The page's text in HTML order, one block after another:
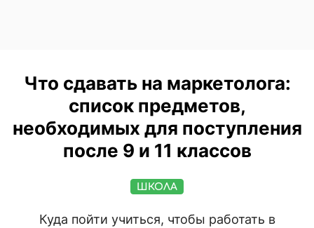
Что сдавать на маркетолога:
список предметов,
необходимых для поступления
после 9 и 11 классов
ШКОЛА
Куда пойти учиться, чтобы работать в